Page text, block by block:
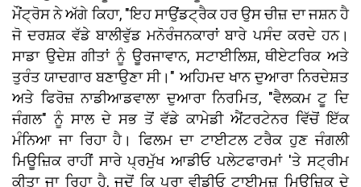
ਮੌਂਟ੍ਰੋਸ ਨੇ ਅੱਗੇ ਕਿਹਾ, "ਇਹ ਸਾਉਂਡਟ੍ਰੈਕ ਹਰ ਉਸ ਚੀਜ਼ ਦਾ ਜਸ਼ਨ ਹੈ
ਜੋ ਦਰਸ਼ਕ ਵੱਡੇ ਬਾਲੀਵੁੱਡ ਮਨੋਰੰਜਨਕਾਰਾਂ ਬਾਰੇ ਪਸੰਦ ਕਰਦੇ ਹਨ।
ਸਾਡਾ ਉਦੇਸ਼ ਗੀਤਾਂ ਨੂੰ ਊਰਜਾਵਾਨ, ਸਟਾਈਲਿਸ਼, ਥੀਏਟਰਿਕ ਅਤੇ
ਤੁਰੰਤ ਯਾਦਗਾਰ ਬਣਾਉਣਾ ਸੀ।" ਅਹਿਮਦ ਖਾਨ ਦੁਆਰਾ ਨਿਰਦੇਸ਼ਤ
ਅਤੇ ਫਿਰੋਜ਼ ਨਾਡੀਆਡਵਾਲਾ ਦੁਆਰਾ ਨਿਰਮਿਤ, "ਵੈਲਕਮ ਟੂ ਦਿ
ਜੰਗਲ" ਨੂੰ ਸਾਲ ਦੇ ਸਭ ਤੋਂ ਵੱਡੇ ਕਾਮੇਡੀ ਐਂਟਰਟੇਨਰ ਵਿੱਚੋਂ ਇੱਕ
ਮੰਨਿਆ ਜਾ ਰਿਹਾ ਹੈ। ਫਿਲਮ ਦਾ ਟਾਈਟਲ ਟਰੈਕ ਹੁਣ ਜੰਗਲੀ
ਮਿਊਜ਼ਿਕ ਰਾਹੀਂ ਸਾਰੇ ਪ੍ਰਮੁੱਖ ਆਡੀਓ ਪਲੇਟਫਾਰਮਾਂ 'ਤੇ ਸਟ੍ਰੀਮ
ਕੀਤਾ ਜਾ ਰਿਹਾ ਹੈ, ਜਦੋਂ ਕਿ ਪੂਰਾ ਵੀਡੀਓ ਟਾਈਮਜ਼ ਮਿਊਜ਼ਿਕ ਦੇ